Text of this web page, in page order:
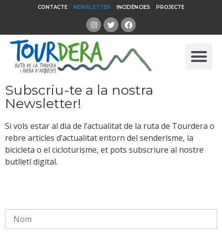
CONTACTE NEWSLETTER INCIDÈNCIES PROJECTE
Subscriu-te a la nostra
Newsletter!
Si vols estar al dia de l’actualitat de la ruta de Tourdera o
rebre articles d’actualitat entorn del senderisme, la
bicicleta o el cicloturisme, et pots subscriure al nostre
butlletí digital.